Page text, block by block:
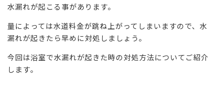
水漏れが起こる事があります。
量によっては水道料金が跳ね上がってしまいますので、水
漏れが起きたら早めに対処しましょう。
今回は浴室で水漏れが起きた時の対処方法についてご紹介
します。